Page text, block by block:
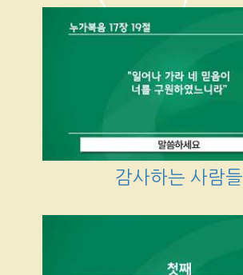
감사하는 사람들